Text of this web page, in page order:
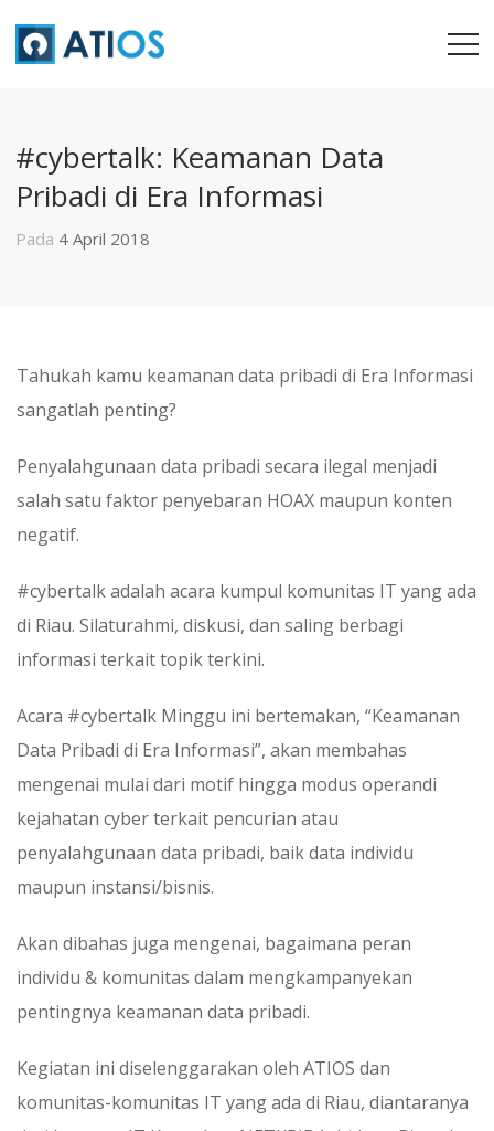
#cybertalk: Keamanan Data
Pribadi di Era Informasi
Pada 4 April 2018
Tahukah kamu keamanan data pribadi di Era Informasi
sangatlah penting?
Penyalahgunaan data pribadi secara ilegal menjadi
salah satu faktor penyebaran HOAX maupun konten
negatif.
#cybertalk adalah acara kumpul komunitas IT yang ada
di Riau. Silaturahmi, diskusi, dan saling berbagi
informasi terkait topik terkini.
Acara #cybertalk Minggu ini bertemakan, “Keamanan
Data Pribadi di Era Informasi”, akan membahas
mengenai mulai dari motif hingga modus operandi
kejahatan cyber terkait pencurian atau
penyalahgunaan data pribadi, baik data individu
maupun instansi/bisnis.
Akan dibahas juga mengenai, bagaimana peran
individu & komunitas dalam mengkampanyekan
pentingnya keamanan data pribadi.
Kegiatan ini diselenggarakan oleh ATIOS dan
komunitas-komunitas IT yang ada di Riau, diantaranya